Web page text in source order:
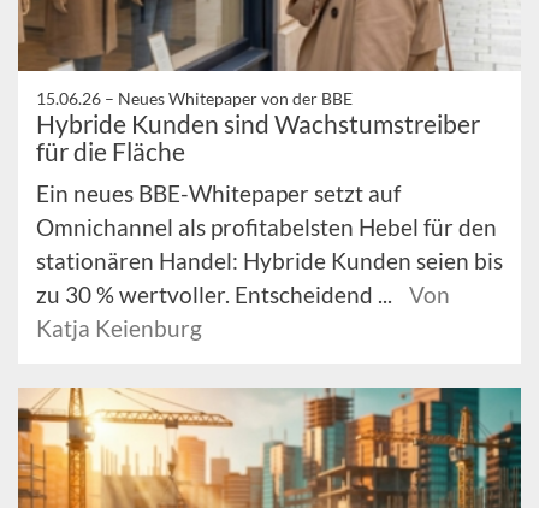
15.06.26 – Neues Whitepaper von der BBE
Hybride Kunden sind Wachstumstreiber
für die Fläche
Ein neues BBE-Whitepaper setzt auf
Omnichannel als profitabelsten Hebel für den
stationären Handel: Hybride Kunden seien bis
zu 30 % wertvoller. Entscheidend ...
Von
Katja Keienburg